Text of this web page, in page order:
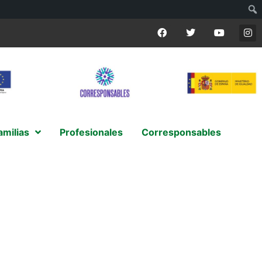
Profesionales Corresponsables